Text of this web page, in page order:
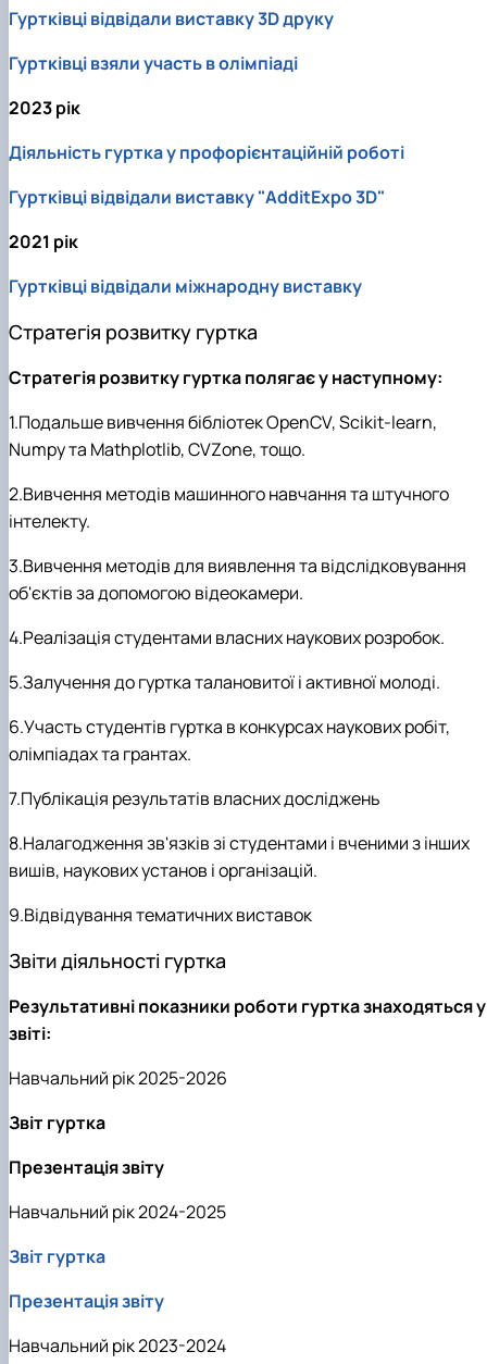
Гуртківці відвідали виставку 3D друку
Гуртківці взяли участь в олімпіаді
2023 рік
Діяльність гуртка у профорієнтаційній роботі
Гуртківці відвідали виставку "AdditExpo 3D"
2021 рік
Гуртківці відвідали міжнародну виставку
Стратегія розвитку гуртка
Стратегія розвитку гуртка полягає у наступному:
1.Подальше вивчення бібліотек OpenCV, Scikit-learn,
Numpy та Mathplotlib, CVZone, тощо.
2.Вивчення методів машинного навчання та штучного
інтелекту.
3.Вивчення методів для виявлення та відслідковування
об'єктів за допомогою відеокамери.
4.Реалізація студентами власних наукових розробок.
5.Залучення до гуртка талановитої і активної молоді.
6.Участь студентів гуртка в конкурсах наукових робіт,
олімпіадах та грантах.
7.Публікація результатів власних досліджень
8.Налагодження зв'язків зі студентами і вченими з інших
вишів, наукових установ і організацій.
9.Відвідування тематичних виставок
Звіти діяльності гуртка
Результативні показники роботи гуртка знаходяться у
звіті:
Навчальний рік 2025-2026
Звіт гуртка
Презентація звіту
Навчальний рік 2024-2025
Звіт гуртка
Презентація звіту
Навчальний рік 2023-2024